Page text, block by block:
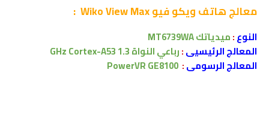
معالجهاتف ويكو فيو Wiko View Max :
النوع:ميدياتكMT6739WA
المعالج الرئيسيى:رباعي النواة1.3 GHz Cortex-A53
المعالج الرسومى:
PowerVR GE8100